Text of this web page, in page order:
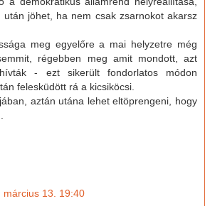
után jöhet, ha nem csak zsarnokot akarsz
meg egyelőre a mai helyzetre még
régebben meg amit mondott, azt
- ezt sikerült fondorlatos módon
felesküdött rá a kicsiköcsi.
aztán utána lehet eltöprengeni, hogy
március 13. 19:40